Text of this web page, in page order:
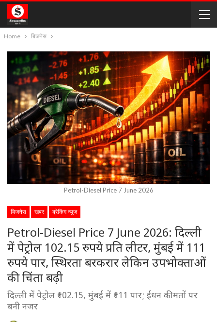
Home बिजनेस
Petrol-Diesel Price 7 June 2026
बिजनेस खबर ब्रेकिंग न्यूज
Petrol-Diesel Price 7 June 2026: दिल्ली
में पेट्रोल 102.15 रुपये प्रति लीटर, मुंबई में 111
रुपये पार, स्थिरता बरकरार लेकिन उपभोक्ताओं
की चिंता बढ़ी
दिल्ली में पेट्रोल ₹102.15, मुंबई में ₹111 पार; ईंधन कीमतों पर
बनी नजर